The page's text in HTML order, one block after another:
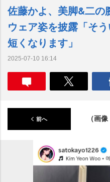
佐藤かよ、美脚&二の
ウェア姿を披露「そ
短くなります」
2025-07-10 16:14
前へ （画